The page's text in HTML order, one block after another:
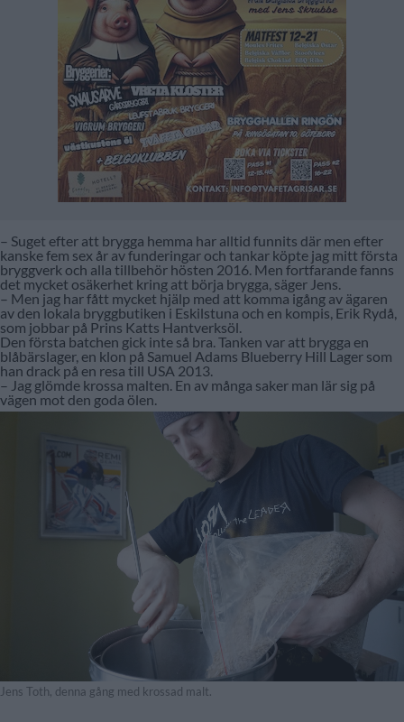
– Suget efter att brygga hemma har alltid funnits där men efter
kanske fem sex år av funderingar och tankar köpte jag mitt första
bryggverk och alla tillbehör hösten 2016. Men fortfarande fanns
det mycket osäkerhet kring att börja brygga, säger Jens.
– Men jag har fått mycket hjälp med att komma igång av ägaren
av den lokala bryggbutiken i Eskilstuna och en kompis, Erik Rydå,
som jobbar på Prins Katts Hantverksöl.
Den första batchen gick inte så bra. Tanken var att brygga en
blåbärslager, en klon på Samuel Adams Blueberry Hill Lager som
han drack på en resa till USA 2013.
– Jag glömde krossa malten. En av många saker man lär sig på
vägen mot den goda ölen.
Jens Toth, denna gång med krossad malt.